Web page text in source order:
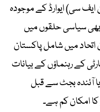
سی) ایوارڈ کے موجودہ
بھی سیاسی حلقوں میں
میں شامل پاکستان
کے رہنماؤں کے بیانات
آئندہ بجٹ سے قبل